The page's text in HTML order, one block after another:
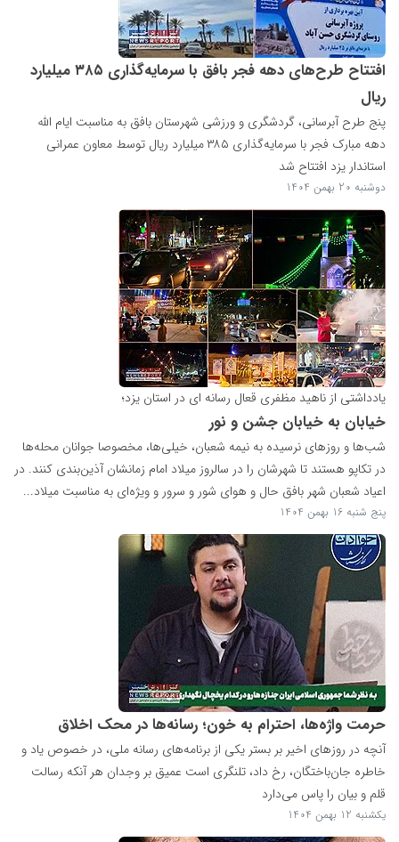
افتتاح طرح‌های دهه فجر بافق با سرمایه‌گذاری ۳۸۵ میلیارد
ریال
پنج طرح آبرسانی، گردشگری و ورزشی شهرستان بافق به مناسبت ایام الله
دهه مبارک فجر با سرمایه‌گذاری ۳۸۵ میلیارد ریال توسط معاون عمرانی
استاندار یزد افتتاح شد
دوشنبه 20 بهمن 1404
یادداشتی از ناهید مظفری قعال رسانه ای در استان یزد؛
خیابان به خیابان جشن و نور
شب‌ها و روزهای نرسیده به نیمه شعبان، خیلی‌ها، مخصوصا جوانان محله‌ها
در تکاپو هستند تا شهرشان را در سالروز میلاد امام زمانشان آذین‌بندی کنند. در
اعیاد شعبان شهر بافق حال و هوای شور و سرور و ویژه‌ای به مناسبت میلاد...
پنج شنبه 16 بهمن 1404
حرمت واژه‌ها، احترام به خون؛ رسانه‌ها در محک اخلاق ‌
آنچه در روزهای اخیر بر بستر یکی از برنامه‌های رسانه ملی، در خصوص یاد و
خاطره جان‌باختگان، رخ داد، تلنگری است عمیق بر وجدان هر آنکه رسالت
قلم و بیان را پاس می‌دارد
یکشنبه 12 بهمن 1404